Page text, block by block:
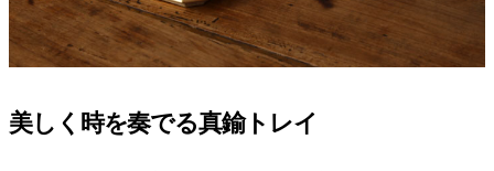
美しく時を奏でる真鍮トレイ